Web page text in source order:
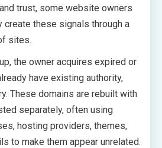
trust, some website owners
these signals through a
sites.
the owner acquires expired or
have existing authority,
These domains are rebuilt with
separately, often using
hosting providers, themes,
to make them appear unrelated.